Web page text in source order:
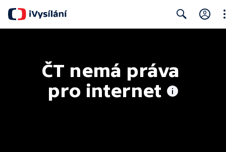
ČT nemá práva
pro internet